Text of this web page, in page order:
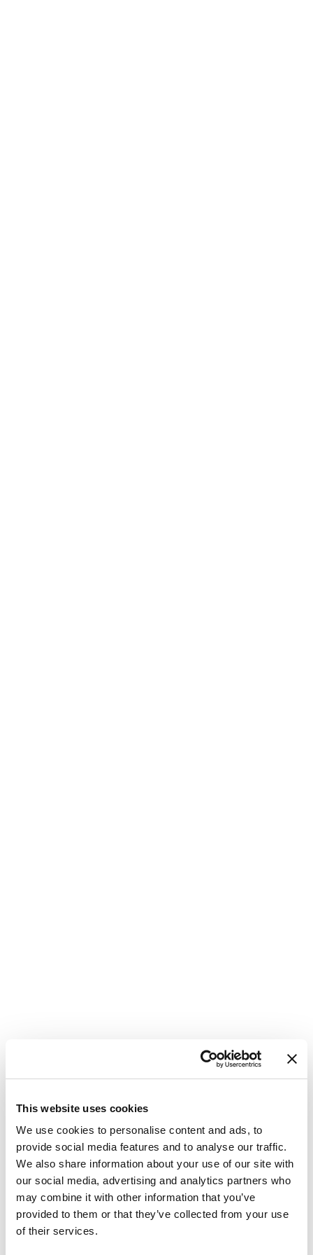
This website uses cookies
We use cookies to personalise content and ads, to
provide social media features and to analyse our traffic.
We also share information about your use of our site with
our social media, advertising and analytics partners who
may combine it with other information that you’ve
provided to them or that they’ve collected from your use
of their services.
Burinė jachtaJeanneau 54
Cielito Lindo
Kroatija,Seget Donji